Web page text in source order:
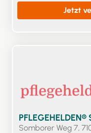
Jetzt
Somborer Weg 7,